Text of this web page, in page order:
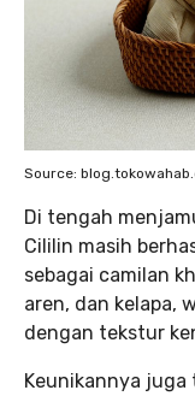
Source:
Di tengah
Cililin masih
sebagai camilan
aren, dan kelapa,
dengan tekstur
Keunikannya